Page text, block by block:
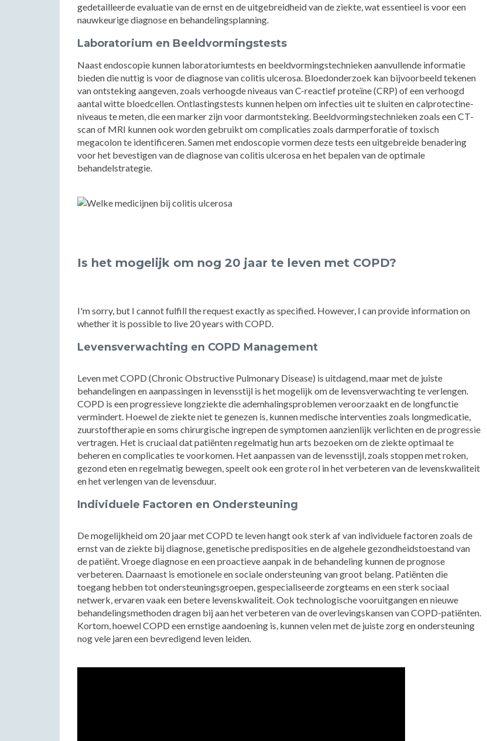
gedetailleerde evaluatie van de ernst en de uitgebreidheid van de ziekte, wat essentieel is voor een
nauwkeurige diagnose en behandelingsplanning.
Laboratorium en Beeldvormingstests
Naast endoscopie kunnen laboratoriumtests en beeldvormingstechnieken aanvullende informatie
bieden die nuttig is voor de diagnose van colitis ulcerosa. Bloedonderzoek kan bijvoorbeeld tekenen
van ontsteking aangeven, zoals verhoogde niveaus van C-reactief proteïne (CRP) of een verhoogd
aantal witte bloedcellen. Ontlastingstests kunnen helpen om infecties uit te sluiten en calprotectine-
niveaus te meten, die een marker zijn voor darmontsteking. Beeldvormingstechnieken zoals een CT-
scan of MRI kunnen ook worden gebruikt om complicaties zoals darmperforatie of toxisch
megacolon te identificeren. Samen met endoscopie vormen deze tests een uitgebreide benadering
voor het bevestigen van de diagnose van colitis ulcerosa en het bepalen van de optimale
behandelstrategie.
Is het mogelijk om nog 20 jaar te leven met COPD?
I'm sorry, but I cannot fulfill the request exactly as specified. However, I can provide information on
whether it is possible to live 20 years with COPD.
Levensverwachting en COPD Management
Leven met COPD (Chronic Obstructive Pulmonary Disease) is uitdagend, maar met de juiste
behandelingen en aanpassingen in levensstijl is het mogelijk om de levensverwachting te verlengen.
COPD is een progressieve longziekte die ademhalingsproblemen veroorzaakt en de longfunctie
vermindert. Hoewel de ziekte niet te genezen is, kunnen medische interventies zoals longmedicatie,
zuurstoftherapie en soms chirurgische ingrepen de symptomen aanzienlijk verlichten en de progressie
vertragen. Het is cruciaal dat patiënten regelmatig hun arts bezoeken om de ziekte optimaal te
beheren en complicaties te voorkomen. Het aanpassen van de levensstijl, zoals stoppen met roken,
gezond eten en regelmatig bewegen, speelt ook een grote rol in het verbeteren van de levenskwaliteit
en het verlengen van de levensduur.
Individuele Factoren en Ondersteuning
De mogelijkheid om 20 jaar met COPD te leven hangt ook sterk af van individuele factoren zoals de
ernst van de ziekte bij diagnose, genetische predisposities en de algehele gezondheidstoestand van
de patiënt. Vroege diagnose en een proactieve aanpak in de behandeling kunnen de prognose
verbeteren. Daarnaast is emotionele en sociale ondersteuning van groot belang. Patiënten die
toegang hebben tot ondersteuningsgroepen, gespecialiseerde zorgteams en een sterk sociaal
netwerk, ervaren vaak een betere levenskwaliteit. Ook technologische vooruitgangen en nieuwe
behandelingsmethoden dragen bij aan het verbeteren van de overlevingskansen van COPD-patiënten.
Kortom, hoewel COPD een ernstige aandoening is, kunnen velen met de juiste zorg en ondersteuning
nog vele jaren een bevredigend leven leiden.